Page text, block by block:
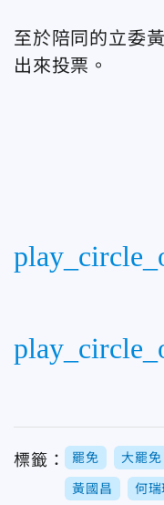
至於陪同的立委
出來投票。
標籤： 罷免 大罷免
黃國昌 何瑞